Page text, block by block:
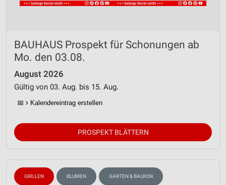
BAUHAUS Prospekt für Schonungen ab
Mo. den 03.08.
August 2026
Gültig von 03. Aug. bis 15. Aug.
📅 Kalendereintrag erstellen
PROSPEKT BLÄTTERN
GRILLEN BLUMEN GARTEN & BALKON